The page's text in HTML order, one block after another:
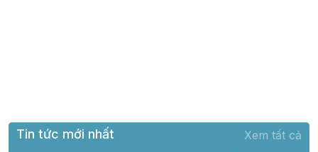
Tin tức mới nhất Xem tất cả